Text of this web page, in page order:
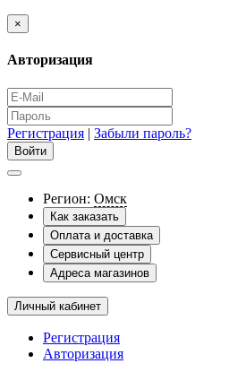
×
Авторизация
Регистрация | Забыли пароль?
Регион: Омск
Как заказать
Оплата и доставка
Сервисный центр
Адреса магазинов
Личный кабинет
Регистрация
Авторизация